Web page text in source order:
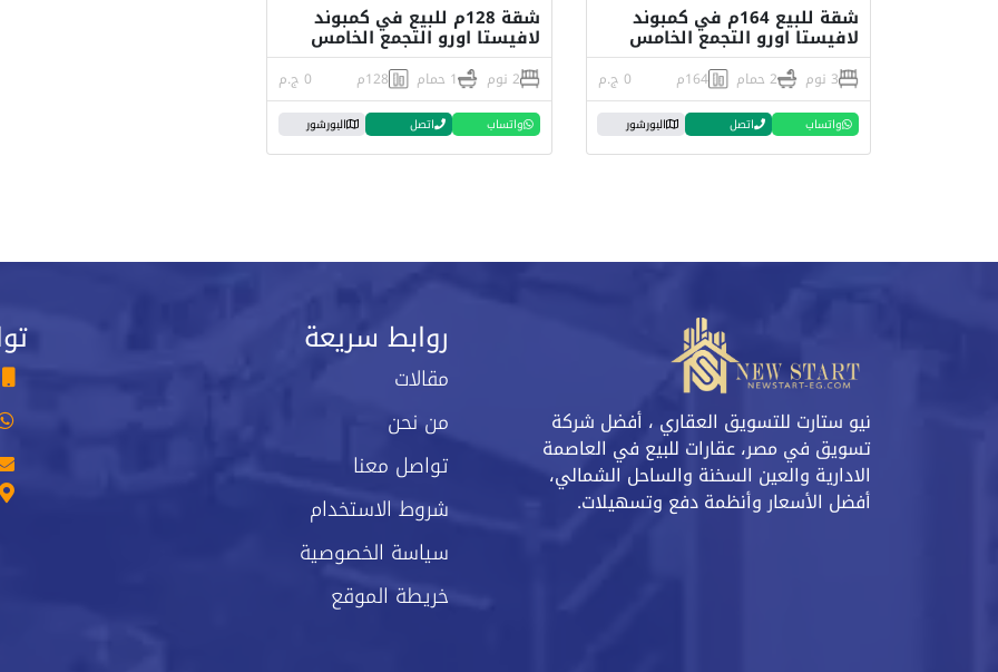
شقة للبيع 164م في كمبوند
لافيستا اورو التجمع الخامس
3 نوم 2 حمام 164م 0 ج.م
واتساب اتصل البورشور
شقة 128م للبيع في كمبوند
لافيستا اورو التجمع الخامس
2 نوم 1 حمام 128م 0 ج.م
واتساب اتصل البورشور
نيو ستارت للتسويق العقاري ، أفضل شركة
تسويق في مصر، عقارات للبيع في العاصمة
الادارية والعين السخنة والساحل الشمالي،
أفضل الأسعار وأنظمة دفع وتسهيلات.
روابط سريعة
مقالات
من نحن
تواصل معنا
شروط الاستخدام
سياسة الخصوصية
خريطة الموقع